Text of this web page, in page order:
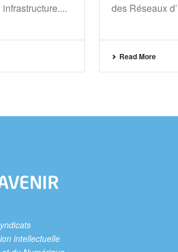
des Réseaux
Read More
intellectuelle